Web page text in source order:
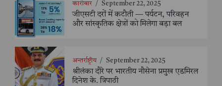
कारोबार / September 22, 2025
जीएसटी दरों में कटौती — पर्यटन, परिवहन
और सांस्कृतिक क्षेत्रों को मिलेगा बड़ा बल
अन्तर्राष्ट्रीय / September 22, 2025
श्रीलंका दौरे पर भारतीय नौसेना प्रमुख एडमिरल
दिनेश के. त्रिपाठी